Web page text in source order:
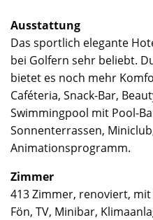
Ausstattung
Das sportlich elegante
bei Golfern sehr beliebt.
bietet es noch mehr
Caféteria, Snack-Bar,
Swimmingpool mit Pool-
Sonnenterrassen,
Animationsprogramm.
Zimmer
413 Zimmer, renoviert, mit
Fön, TV, Minibar,